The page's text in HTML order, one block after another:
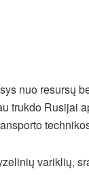
nuo resursų
trukdo Rusijai
variklių,